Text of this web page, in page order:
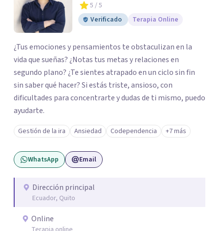
5 / 5
Verificado
Terapia Online
¿Tus emociones y pensamientos te obstaculizan en la
vida que sueñas? ¿Notas tus metas y relaciones en
segundo plano? ¿Te sientes atrapado en un ciclo sin fin
sin saber qué hacer? Si estás triste, ansioso, con
dificultades para concentrarte y dudas de ti mismo, puedo
ayudarte.
Gestión de la ira Ansiedad Codependencia +7 más
WhatsApp Email
Dirección principal
Ecuador, Quito
Online